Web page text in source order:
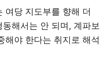
여당 지도부를 향해 더
해서는 안 되며, 계파보
해야 한다는 취지로 해석